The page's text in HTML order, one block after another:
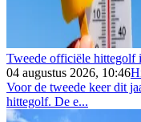
Tweede officiële hittegolf
04 augustus 2026, 10:46
Voor de tweede keer dit
hittegolf. De e...